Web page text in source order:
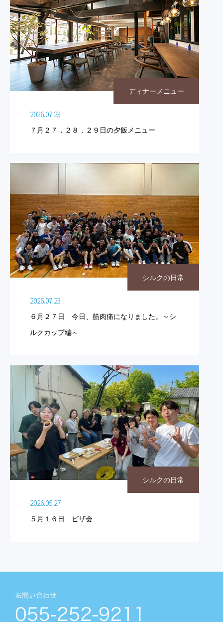
ディナーメニュー
2026.07.23
７月２７，２８，２９日の夕飯メニュー
シルクの日常
2026.07.23
６月２７日 今日、筋肉痛になりました。～シ
ルクカップ編～
シルクの日常
2026.05.27
５月１６日 ピザ会